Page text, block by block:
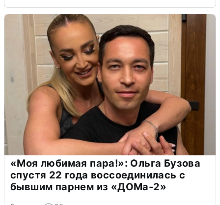
«Моя любимая пара!»: Ольга Бузова
спустя 22 года воссоединилась с
бывшим парнем из «ДОМа-2»